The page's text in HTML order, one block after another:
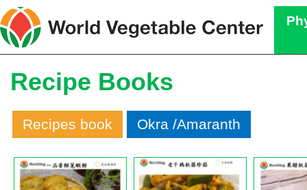
Recipe Books
Recipes book Okra /Amaranth